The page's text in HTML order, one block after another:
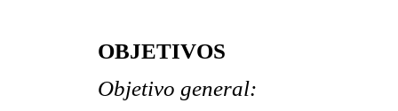
OBJETIVOS
Objetivo general: